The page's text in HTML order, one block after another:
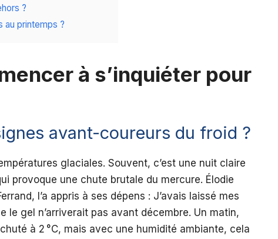
?
au printemps ?
à s’inquiéter pour
avant-coureurs du froid ?
glaciales. Souvent, c’est une nuit claire
provoque une chute brutale du mercure. Élodie
l’a appris à ses dépens : J’avais laissé mes
le gel n’arriverait pas avant décembre. Un matin,
à 2 °C, mais avec une humidité ambiante, cela